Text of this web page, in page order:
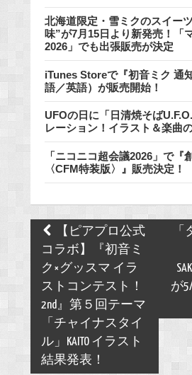
北海道限定・雪ミクのスイー
味”が7月15日より新発売！「
2026」でも出張販売が決定
iTunes Storeで『初音ミク 通
語／英語）が販売開始！
UFOの日に「日清焼そば
レーション！イラスト＆楽曲
「ニコニコ超会議2026」で『
〈CFM特装版〉』販売決定！
Post
navigation
【ピアプロ公式
コラボ】『初音ミ
ク×グッスマ イラ
ストコンテスト！
2nd』第５回テーマ
「チャイナスタイ
ル」KAITO イラスト
結果発表！
が